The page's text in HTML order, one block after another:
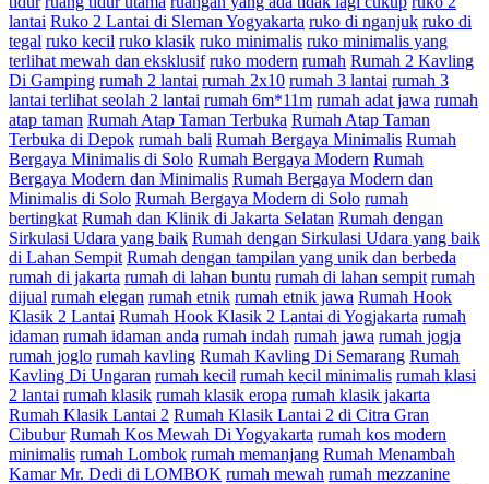
lantai Ruko 2 Lantai di Sleman Yogyakarta ruko di nganjuk ruko di
tegal ruko kecil ruko klasik ruko minimalis ruko minimalis yang
terlihat mewah dan eksklusif ruko modern rumah Rumah 2 Kavling
Di Gamping rumah 2 lantai rumah 2x10 rumah 3 lantai rumah 3
lantai terlihat seolah 2 lantai rumah 6m*11m rumah adat jawa rumah
atap taman Rumah Atap Taman Terbuka Rumah Atap Taman
Terbuka di Depok rumah bali Rumah Bergaya Minimalis Rumah
Bergaya Minimalis di Solo Rumah Bergaya Modern Rumah
Bergaya Modern dan Minimalis Rumah Bergaya Modern dan
Minimalis di Solo Rumah Bergaya Modern di Solo rumah
bertingkat Rumah dan Klinik di Jakarta Selatan Rumah dengan
Sirkulasi Udara yang baik Rumah dengan Sirkulasi Udara yang baik
di Lahan Sempit Rumah dengan tampilan yang unik dan berbeda
rumah di jakarta rumah di lahan buntu rumah di lahan sempit rumah
dijual rumah elegan rumah etnik rumah etnik jawa Rumah Hook
Klasik 2 Lantai Rumah Hook Klasik 2 Lantai di Yogjakarta rumah
idaman rumah idaman anda rumah indah rumah jawa rumah jogja
rumah joglo rumah kavling Rumah Kavling Di Semarang Rumah
Kavling Di Ungaran rumah kecil rumah kecil minimalis rumah klasi
2 lantai rumah klasik rumah klasik eropa rumah klasik jakarta
Rumah Klasik Lantai 2 Rumah Klasik Lantai 2 di Citra Gran
Cibubur Rumah Kos Mewah Di Yogyakarta rumah kos modern
minimalis rumah Lombok rumah memanjang Rumah Menambah
Kamar Mr. Dedi di LOMBOK rumah mewah rumah mezzanine